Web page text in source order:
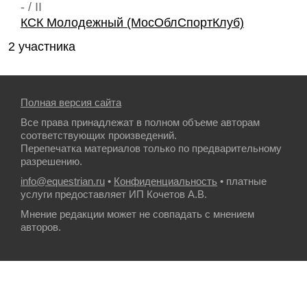
- / II
КСК Молодежный (МосОблСпортКлуб)
2 участника
Полная версия сайта
Все права принадлежат в полном объеме авторам
соответствующих произведений.
Перепечатка материалов только по предварительному
разрешению.
info@equestrian.ru • Конфиденциальность • платные
услуги предоставляет ИП Кочетов А.В.
Мнение редакции может не совпадать с мнением
авторов.